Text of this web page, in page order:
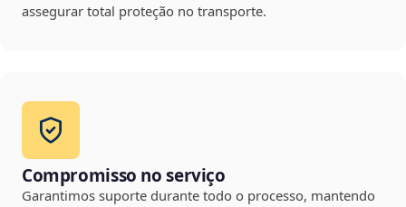
assegurar total proteção no transporte.
Compromisso no serviço
Garantimos suporte durante todo o processo, mantendo